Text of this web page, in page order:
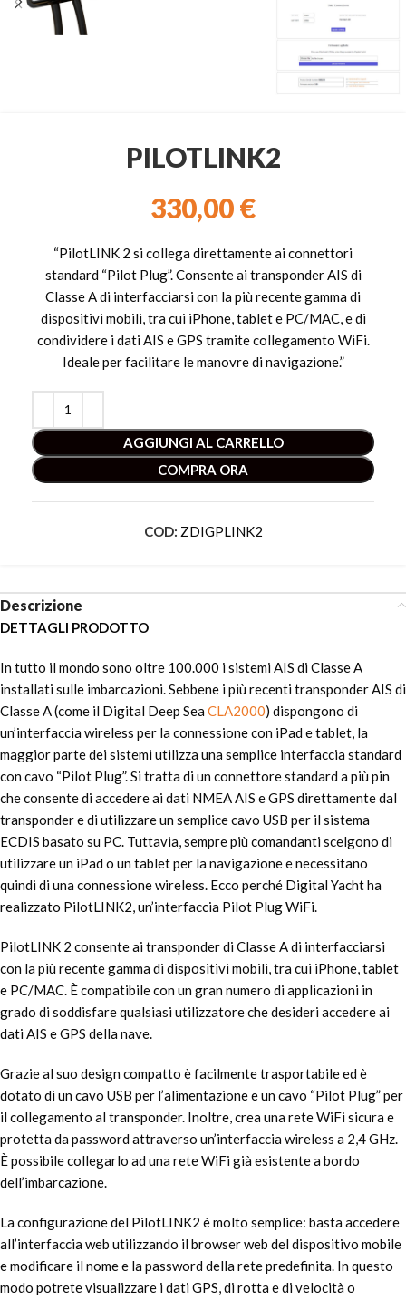
PILOTLINK2
330,00€
“PilotLINK 2 si collega direttamente ai connettori
standard “Pilot Plug”. Consente ai transponder AIS di
Classe A di interfacciarsi con la più recente gamma di
dispositivi mobili, tra cui iPhone, tablet e PC/MAC, e di
condividere i dati AIS e GPS tramite collegamento WiFi.
Ideale per facilitare le manovre di navigazione.”
AGGIUNGI AL CARRELLO
COMPRA ORA
COD: ZDIGPLINK2
Descrizione
DETTAGLI PRODOTTO
In tutto il mondo sono oltre 100.000 i sistemi AIS di Classe A
installati sulle imbarcazioni. Sebbene i più recenti transponder AIS di
Classe A (come il Digital Deep SeaCLA2000) dispongono di
un’interfaccia wireless per la connessione con iPad e tablet, la
maggior parte dei sistemi utilizza una semplice interfaccia standard
con cavo “Pilot Plug”. Si tratta di un connettore standard a più pin
che consente di accedere ai dati NMEA AIS e GPS direttamente dal
transponder e di utilizzare un semplice cavo USB per il sistema
ECDIS basato su PC. Tuttavia, sempre più comandanti scelgono di
utilizzare un iPad o un tablet per la navigazione e necessitano
quindi di una connessione wireless. Ecco perché Digital Yacht ha
realizzato PilotLINK2, un’interfaccia Pilot Plug WiFi.
PilotLINK 2 consente ai transponder di Classe A di interfacciarsi
con la più recente gamma di dispositivi mobili, tra cui iPhone, tablet
e PC/MAC. È compatibile con un gran numero di applicazioni in
grado di soddisfare qualsiasi utilizzatore che desideri accedere ai
dati AIS e GPS della nave.
Grazie al suo design compatto è facilmente trasportabile ed è
dotato di un cavo USB per l’alimentazione e un cavo “Pilot Plug” per
il collegamento al transponder. Inoltre, crea una rete WiFi sicura e
protetta da password attraverso un’interfaccia wireless a 2,4 GHz.
È possibile collegarlo ad una rete WiFi già esistente a bordo
dell’imbarcazione.
La configurazione del PilotLINK2 è molto semplice: basta accedere
all’interfaccia web utilizzando il browser web del dispositivo mobile
e modificare il nome e la password della rete predefinita. In questo
modo potrete visualizzare i dati GPS, di rotta e di velocità o